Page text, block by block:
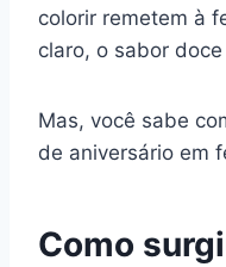
colorir remetem à
claro, o sabor
Mas, você sabe
de aniversário em
Como